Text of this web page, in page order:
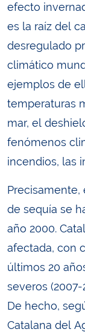
efecto
es la raíz del
desregulado
climático
ejemplos de
temperaturas
mar, el
fenómenos
incendios, las
de sequía se
año 2000.
afectada, con
últimos 20
severos
De hecho,
Catalana del